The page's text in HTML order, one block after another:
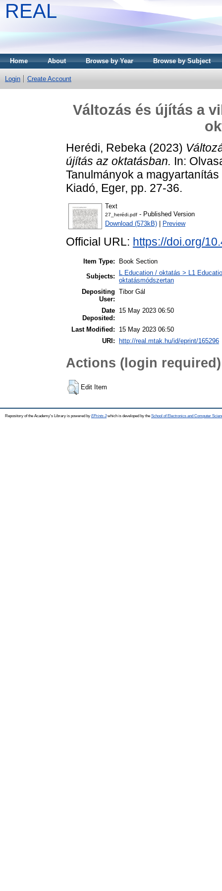
REAL
Home About Browse by Year Browse by Subject
Login Create Account
Változás és újítás a
Herédi, Rebeka (2023)
újítás az oktatásban. In:
Tanulmányok a
Kiadó, Eger, pp. 27-36.
Text
27_herédi.pdf - Published Version
Download (573kB)
Preview
Official URL: https://doi.org/
Item Type:
Book Section
Subjects:
L Education / oktatás > L1
oktatásmódszertan
Depositing
User:
Tibor Gál
Date
Deposited:
15 May 2023 06:50
Last Modified:
15 May 2023 06:50
URI:
http://real.mtak.hu/id/eprint/165296
Actions (login required)
Edit Item
Repository of the Academy's Library is powered by EPrints 3which is developed by the School of Electronics and Computer